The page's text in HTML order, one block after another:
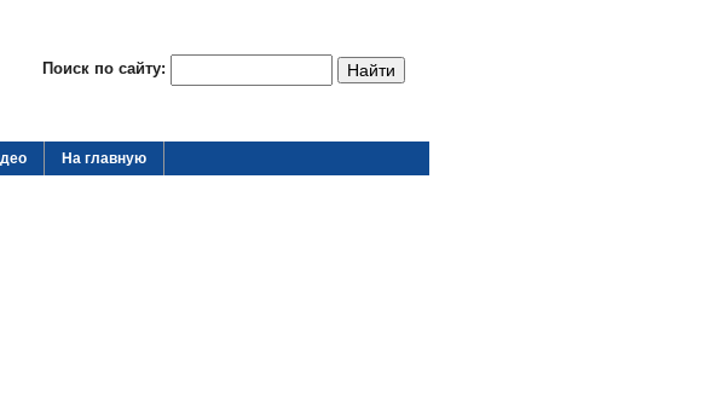
Поиск по сайту:
На главную